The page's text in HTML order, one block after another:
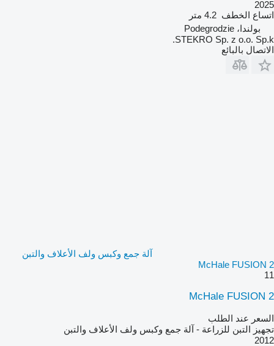
2025
اتساع الخطف 4.2 متر
بولندا، Podegrodzie
STEKRO Sp. z o.o. Sp.k.
الاتصال بالبائع
آلة جمع وكبس ولف الأعلاف والتبن
McHale FUSION 2
11
McHale FUSION 2
السعر عند الطلب
تجهيز التبن للزراعة - آلة جمع وكبس ولف الأعلاف والتبن
2012